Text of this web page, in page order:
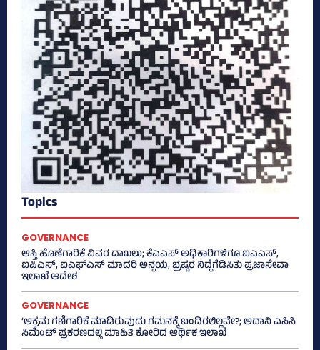
Topics
GOVERNANCE
ಆಸ್ತಿ ಹೊಣೆಗಾರಿಕೆ ವಿವರ ದಾಖಲು; ಕೆಎಎಸ್ ಅಧಿಕಾರಿಗಳಿಗೂ ಐಎಎಸ್‌,
ಐಪಿಎಸ್‌, ಐಎಫ್‌ಎಸ್‌ ಮಾದರಿ ಅನ್ವಯ, ಭ್ರಷ್ಟರ ನಿದ್ದೆಗೆಡಿಸಿತು ಪ್ರಜಾಸೇವಾ
ಇಲಾಖೆ ಆದೇಶ
GOVERNANCE
‘ಅಕ್ರಮ ಗಣಿಗಾರಿಕೆ ಮಾಡಿರುವುದು ಗಮನಕ್ಕೆ ಬಂದಿರಲಿಲ್ಲವೇ?; ಅದಾನಿ ಎಸಿಸಿ
ಸಿಮೆಂಟ್ ಪ್ರಕರಣದಲ್ಲಿ ಮಾಹಿತಿ ಕೋರಿದ ಆರ್ಥಿಕ ಇಲಾಖೆ